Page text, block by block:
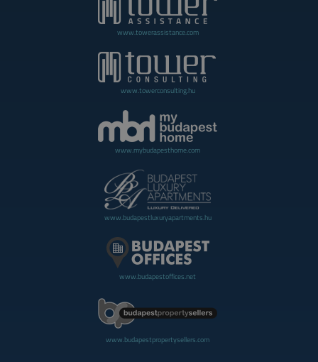
www.towerassistance.com
www.towerconsulting.hu
www.mybudapesthome.com
www.budapestluxuryapartments.hu
www.budapestoffices.net
www.budapestpropertysellers.com